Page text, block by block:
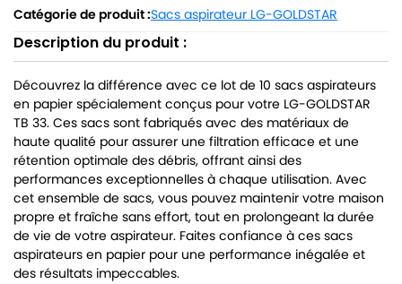
Catégorie de produit :Sacs aspirateur LG-GOLDSTAR
Description du produit :
Découvrez la différence avec ce lot de 10 sacs aspirateurs
en papier spécialement conçus pour votre LG-GOLDSTAR
TB 33. Ces sacs sont fabriqués avec des matériaux de
haute qualité pour assurer une filtration efficace et une
rétention optimale des débris, offrant ainsi des
performances exceptionnelles à chaque utilisation. Avec
cet ensemble de sacs, vous pouvez maintenir votre maison
propre et fraîche sans effort, tout en prolongeant la durée
de vie de votre aspirateur. Faites confiance à ces sacs
aspirateurs en papier pour une performance inégalée et
des résultats impeccables.